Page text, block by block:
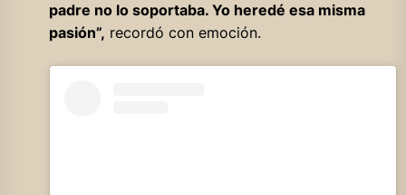
padre no lo soportaba. Yo heredé esa misma
pasión”, recordó con emoción.